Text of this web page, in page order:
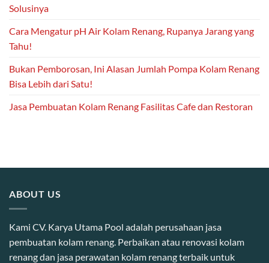
Solusinya
Cara Mengatur pH Air Kolam Renang, Rupanya Jarang yang
Tahu!
Bukan Pemborosan, Ini Alasan Jumlah Pompa Kolam Renang
Bisa Lebih dari Satu!
Jasa Pembuatan Kolam Renang Fasilitas Cafe dan Restoran
ABOUT US
Kami CV. Karya Utama Pool adalah perusahaan jasa
pembuatan kolam renang. Perbaikan atau renovasi kolam
renang dan jasa perawatan kolam renang terbaik untuk